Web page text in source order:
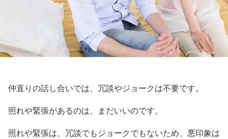
仲直りの話し合いでは、冗談やジョークは不要です。
照れや緊張があるのは、まだいいのです。
照れや緊張は、冗談でもジョークでもないため、悪印象は